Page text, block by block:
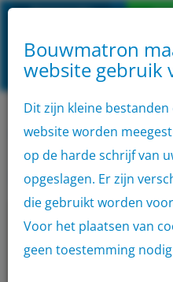
Home
Aanbod
Container
Verhuur
Locaties
AANMELDEN
VOLG
ONS
SOCIAL
MEDIA
Algemene
voorwaarden
Home Ruwbouw
Funderingen
Bouwmatron
website gebruik
Dit zijn kleine bestanden
website worden
op de harde schrijf van
opgeslagen. Er zijn
die gebruikt worden
Voor het plaatsen van
geen toestemming